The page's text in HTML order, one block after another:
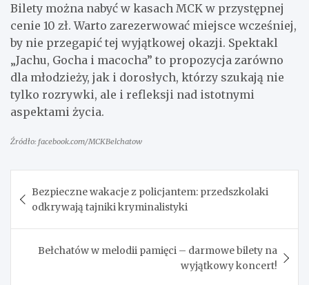
Bilety można nabyć w kasach MCK w przystępnej
cenie 10 zł. Warto zarezerwować miejsce wcześniej,
by nie przegapić tej wyjątkowej okazji. Spektakl
„Jachu, Gocha i macocha” to propozycja zarówno
dla młodzieży, jak i dorosłych, którzy szukają nie
tylko rozrywki, ale i refleksji nad istotnymi
aspektami życia.
Źródło: facebook.com/MCKBelchatow
wpisu
Bezpieczne wakacje z policjantem: przedszkolaki
odkrywają tajniki kryminalistyki
Bełchatów w melodii pamięci – darmowe bilety na
wyjątkowy koncert!